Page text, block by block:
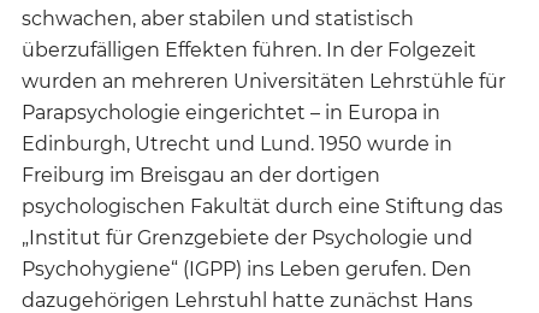
schwachen, aber stabilen und statistisch
überzufälligen Effekten führen. In der Folgezeit
wurden an mehreren Universitäten Lehrstühle für
Parapsychologie eingerichtet – in Europa in
Edinburgh, Utrecht und Lund. 1950 wurde in
Freiburg im Breisgau an der dortigen
psychologischen Fakultät durch eine Stiftung das
„Institut für Grenzgebiete der Psychologie und
Psychohygiene“ (IGPP) ins Leben gerufen. Den
dazugehörigen Lehrstuhl hatte zunächst Hans